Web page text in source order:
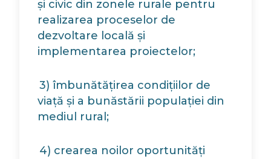
și civic din zonele rurale pentru
realizarea proceselor de
dezvoltare locală și
implementarea proiectelor;
3) îmbunătățirea condițiilor de
viață și a bunăstării populației din
mediul rural;
4) crearea noilor oportunități